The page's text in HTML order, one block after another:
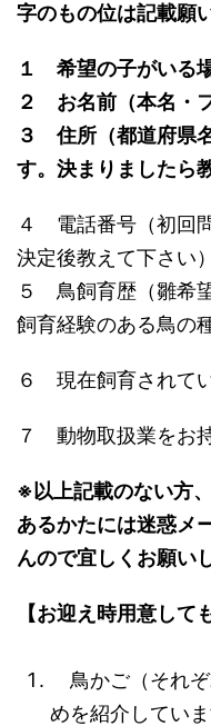
字のもの位は記載願
１ 希望の子がいる
２ お名前（本名・
３ 住所（都道府県
す。決まりましたら
４ 電話番号（初回
決定後教えて下さい）
５ 鳥飼育歴（雛希
飼育経験のある鳥の
６ 現在飼育されて
７ 動物取扱業をお
※以上記載のない方
あるかたには迷惑メ
んので宜しくお願い
【お迎え時用意して
鳥かご（それ
めを紹介していま